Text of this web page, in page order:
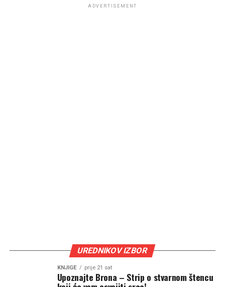
ADVERTISEMENT
UREDNIKOV IZBOR
KNJIGE prije 21 sat
Upoznajte Brona – Strip o stvarnom štencu